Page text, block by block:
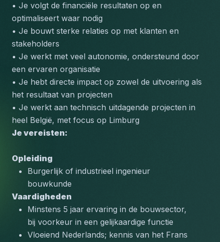
• Je volgt de financiële resultaten op en
optimaliseert waar nodig
• Je bouwt sterke relaties op met klanten en
stakeholders
• Je werkt met veel autonomie, ondersteund door
een ervaren organisatie
• Je hebt directe impact op zowel de uitvoering als
het resultaat van projecten
• Je werkt aan technisch uitdagende projecten in
heel België, met focus op Limburg
Je vereisten:
Opleiding
Burgerlijk of industrieel ingenieur
bouwkunde
Vaardigheden
Minstens 5 jaar ervaring in de bouwsector,
bij voorkeur in een gelijkaardige functie
Vloeiend Nederlands; kennis van het Frans